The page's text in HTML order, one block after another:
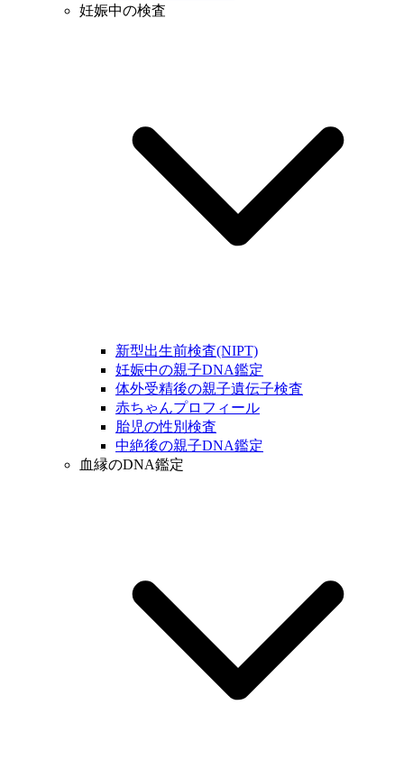
妊娠中の検査
新型出生前検査(NIPT)
妊娠中の親子DNA鑑定
体外受精後の親子遺伝子検査
赤ちゃんプロフィール
胎児の性別検査
中絶後の親子DNA鑑定
血縁のDNA鑑定